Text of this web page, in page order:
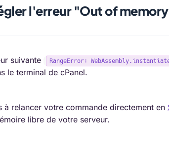
l'erreur "Out of
suivante RangeError:
le terminal de cPanel.
à relancer votre commande directement en
libre de votre serveur.